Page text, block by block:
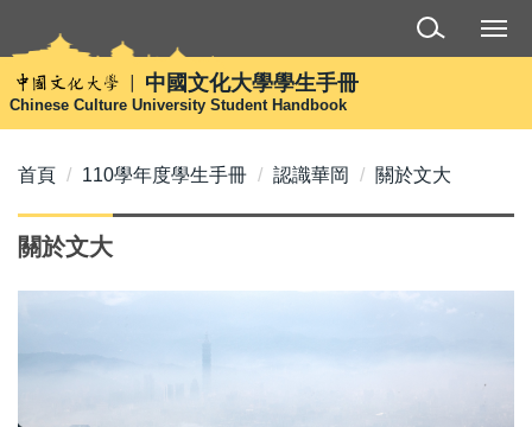
到
主
要
內
區
中國文化大學學生手冊
Chinese Culture University Student Handbook
首頁 110學年度學生手冊 認識華岡 關於文大
關於文大